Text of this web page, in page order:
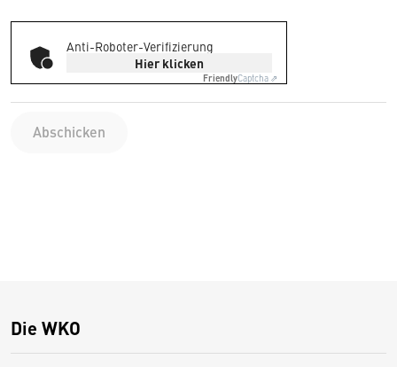
Anti-Roboter-Verifizierung
Hier klicken
FriendlyCaptcha ⇗
Abschicken
Die WKO